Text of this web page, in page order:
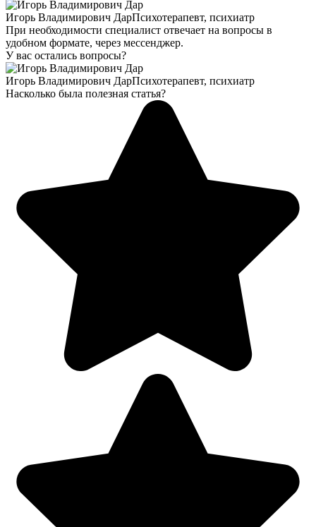
Игорь Владимирович ДарПсихотерапевт, психиатр
При необходимости специалист отвечает на вопросы в
удобном формате, через мессенджер.
У вас остались вопросы?
Игорь Владимирович ДарПсихотерапевт, психиатр
Насколько была полезная статья?